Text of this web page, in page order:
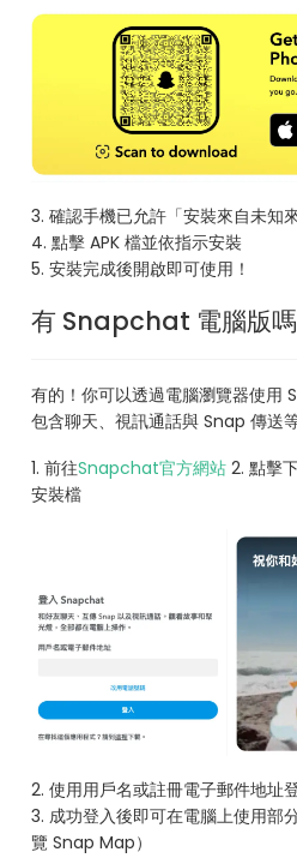
3. 確認手機已允許「安裝來自未知
4. 點擊 APK 檔並依指示安裝
5. 安裝完成後開啟即可使用！
有 Snapchat 電腦版嗎
有的！你可以透過電腦瀏覽器使
包含聊天、視訊通話與 Snap 傳送
1. 前往Snapchat官方網站 2. 點擊
安裝檔
2. 使用用戶名或註冊電子郵件地址
3. 成功登入後即可在電腦上使用部
覽 Snap Map）